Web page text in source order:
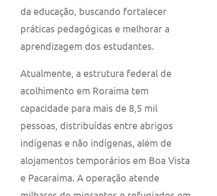
da educação, buscando fortalecer
práticas pedagógicas e melhorar a
aprendizagem dos estudantes.
Atualmente, a estrutura federal de
acolhimento em Roraima tem
capacidade para mais de 8,5 mil
pessoas, distribuídas entre abrigos
indígenas e não indígenas, além de
alojamentos temporários em Boa Vista
e Pacaraima. A operação atende